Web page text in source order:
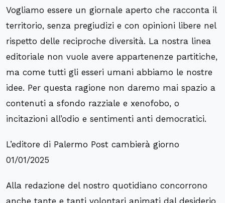
Vogliamo essere un giornale aperto che racconta il
territorio, senza pregiudizi e con opinioni libere nel
rispetto delle reciproche diversità. La nostra linea
editoriale non vuole avere appartenenze partitiche,
ma come tutti gli esseri umani abbiamo le nostre
idee. Per questa ragione non daremo mai spazio a
contenuti a sfondo razziale e xenofobo, o
incitazioni all’odio e sentimenti anti democratici.
L’editore di Palermo Post cambierà giorno
01/01/2025
Alla redazione del nostro quotidiano concorrono
anche tante e tanti volontari animati dal desiderio